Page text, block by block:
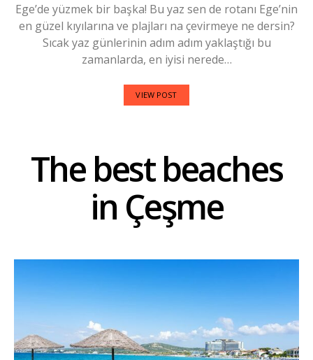
Ege’de yüzmek bir başka! Bu yaz sen de rotanı Ege’nin
en güzel kıyılarına ve plajları na çevirmeye ne dersin?
Sıcak yaz günlerinin adım adım yaklaştığı bu
zamanlarda, en iyisi nerede…
VIEW POST
The best beaches
in Çeşme